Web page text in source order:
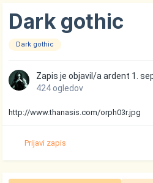
Dark gothic
Dark gothic
Zapis je objavil/aardent 1.
424 ogledov
http://www.thanasis.com/orph03r.jpg
Prijavi zapis